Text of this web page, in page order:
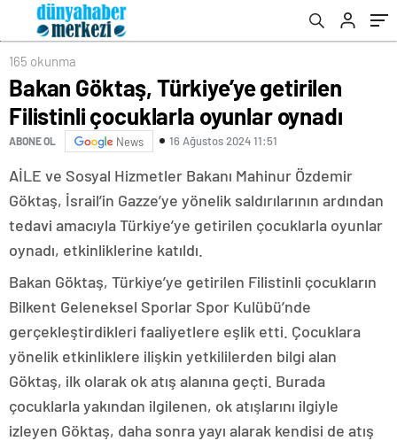
165 okunma
Bakan Göktaş, Türkiye’ye getirilen
Filistinli çocuklarla oyunlar oynadı
ABONE OL News 16 Ağustos 2024 11:51
AİLE ve Sosyal Hizmetler Bakanı Mahinur Özdemir
Göktaş, İsrail’in Gazze’ye yönelik saldırılarının ardından
tedavi amacıyla Türkiye’ye getirilen çocuklarla oyunlar
oynadı, etkinliklerine katıldı.
Bakan Göktaş, Türkiye’ye getirilen Filistinli çocukların
Bilkent Geleneksel Sporlar Spor Kulübü’nde
gerçekleştirdikleri faaliyetlere eşlik etti. Çocuklara
yönelik etkinliklere ilişkin yetkililerden bilgi alan
Göktaş, ilk olarak ok atış alanına geçti. Burada
çocuklarla yakından ilgilenen, ok atışlarını ilgiyle
izleyen Göktaş, daha sonra yayı alarak kendisi de atış